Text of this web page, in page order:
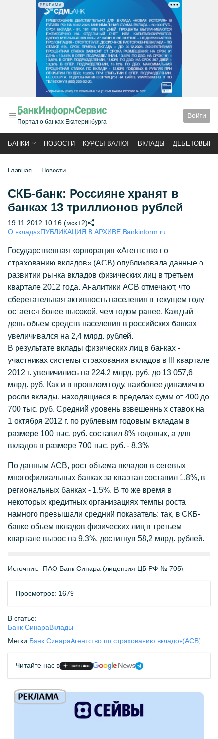
РЕКЛАМА
Портал о банках Екатеринбурга
Войти
БАНКИ НОВОСТИ КУРСЫ ВАЛЮТ ВКЛАДЫ ДЕБЕТОВЫЕ
Главная Новости
СКБ-банк: Россияне хранят в
банках 13 триллионов рублей
19.11.2012 10:16 (мск+2)
О вкладахПУБЛИКАЦИЯ В АРХИВЕ Bankinform.ru
Государственная корпорация «Агентство по
страхованию вкладов» (АСВ) опубликовала данные о
развитии рынка вкладов физических лиц в третьем
квартале 2012 года. Аналитики АСВ отмечают, что
сберегательная активность населения в текущем году
остается более высокой, чем годом ранее. Каждый
день объем средств населения в российских банках
увеличивался на 2,4 млрд. рублей.
В результате вклады физических лиц в банках -
участниках системы страхования вкладов в III квартале
2012 г. увеличились на 224,2 млрд. руб. до 13 057,6
млрд. руб. Как и в прошлом году, наиболее динамично
росли вклады, находящиеся в пределах сумм от 400 до
700 тыс. руб. Средний уровень взвешенных ставок на
1 октября 2012 г. по рублевым годовым вкладам в
размере 100 тыс. руб. составил 8% годовых, а для
вкладов в размере 700 тыс. руб. - 8,3%
По данным АСВ, рост объема вкладов в сетевых
многофилиальных банках за квартал составил 1,8%, в
региональных банках - 1,5%. В то же время в
некоторых кредитных организациях темпы роста
намного превышали средний показатель: так, в СКБ-
банке объем вкладов физических лиц в третьем
квартале вырос на 9,3%, достигнув 58,2 млрд. рублей.
Источник: ПАО Банк Синара (лицензия ЦБ РФ № 705)
Просмотров: 1679
В статье:
Банк СинараВклады
Метки:Банк СинараАгентство по страхованию вкладов(АСВ)
Читайте нас в